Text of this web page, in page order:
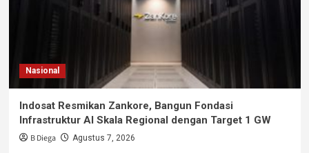
Nasional
Indosat Resmikan Zankore, Bangun Fondasi
Infrastruktur AI Skala Regional dengan Target 1 GW
B Diega Agustus 7, 2026